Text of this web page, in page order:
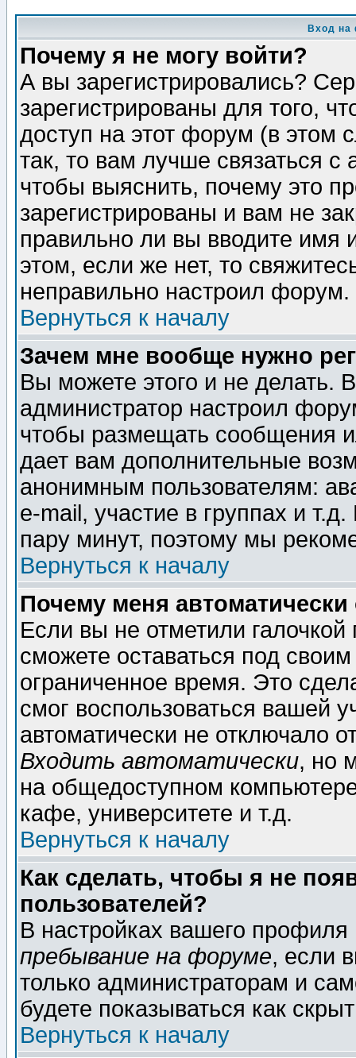
Вход на
Почему я не могу войти?
А вы зарегистрировались?
зарегистрированы для того,
доступ на этот форум (в этом
так, то вам лучше связаться
чтобы выяснить, почему это
зарегистрированы и вам не
правильно ли вы вводите
этом, если же нет, то
неправильно настроил форум.
Вернуться к началу
Зачем мне вообще нужно
Вы можете этого и не делать.
администратор настроил
чтобы размещать сообщения
дает вам дополнительные
анонимным пользователям:
e-mail, участие в группах и
пару минут, поэтому мы
Вернуться к началу
Почему меня автоматически
Если вы не отметили галочкой
сможете оставаться под
ограниченное время. Это
смог воспользоваться вашей
автоматически не отключало
Входить автоматически, но
на общедоступном
кафе, университете и т.д.
Вернуться к началу
Как сделать, чтобы я не
пользователей?
В настройках вашего
пребывание на форуме, если
только администраторам и
будете показываться как
Вернуться к началу